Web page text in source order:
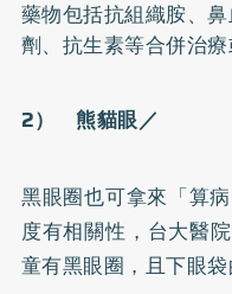
藥物包括抗組織胺、
劑、抗生素等合併治療
2） 熊貓眼／
黑眼圈也可拿來「算
度有相關性，台大醫
童有黑眼圈，且下眼袋